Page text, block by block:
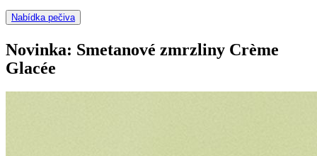
Nabídka pečiva
Novinka: Smetanové zmrzliny Crème
Glacée